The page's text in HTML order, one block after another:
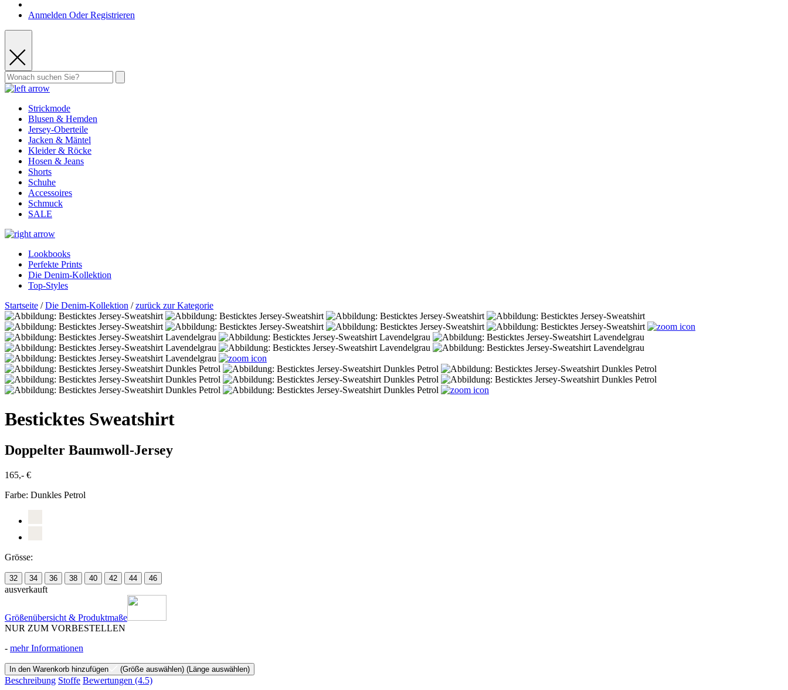
Anmelden Oder Registrieren
Strickmode
Blusen & Hemden
Jersey-Oberteile
Jacken & Mäntel
Kleider & Röcke
Hosen & Jeans
Shorts
Schuhe
Accessoires
Schmuck
SALE
Lookbooks
Perfekte Prints
Die Denim-Kollektion
Top-Styles
Startseite /Die Denim-Kollektion /zurück zur Kategorie
Besticktes Sweatshirt
Doppelter Baumwoll-Jersey
165,- €
Farbe: Dunkles Petrol
Grösse:
32 34 36 38 40 42 44 46
ausverkauft
Größenübersicht & Produktmaße
NUR ZUM VORBESTELLEN
- mehr Informationen
In den Warenkorb hinzufügen (Größe auswählen) (Länge auswählen)
Beschreibung Stoffe Bewertungen (4.5)